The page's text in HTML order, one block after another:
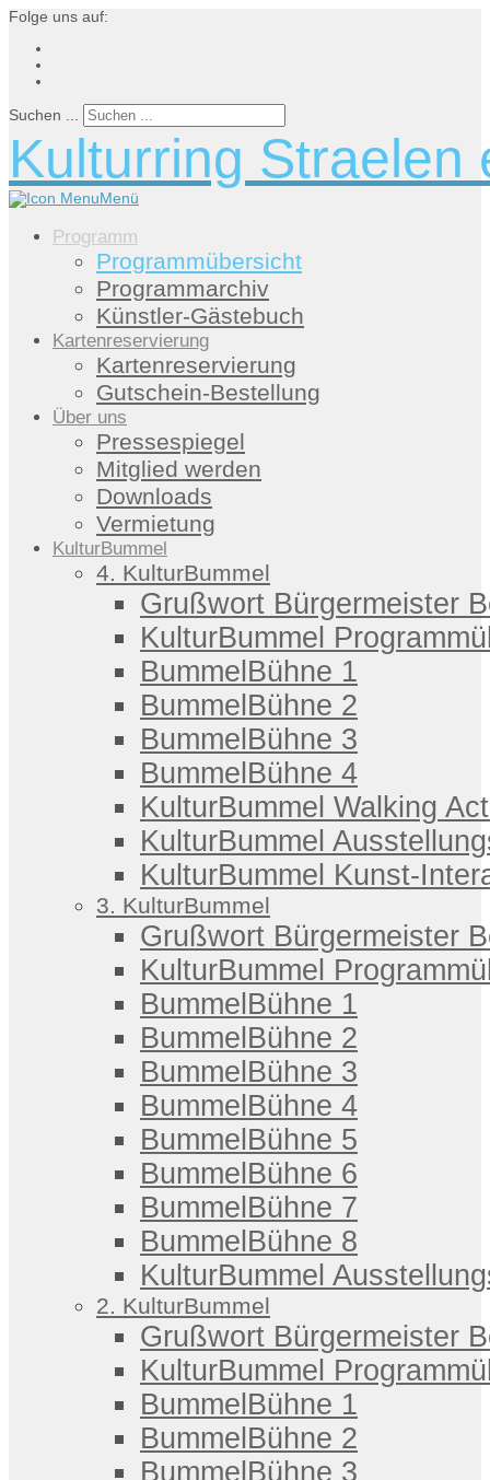
Folge uns auf:
Suchen ...
Kulturring Straelen
Menü
Programm
Programmübersicht
Programmarchiv
Künstler-Gästebuch
Kartenreservierung
Kartenreservierung
Gutschein-Bestellung
Über uns
Pressespiegel
Mitglied werden
Downloads
Vermietung
KulturBummel
4. KulturBummel
Grußwort Bürgermeister
KulturBummel
BummelBühne 1
BummelBühne 2
BummelBühne 3
BummelBühne 4
KulturBummel Walking
KulturBummel
KulturBummel Kunst-
3. KulturBummel
Grußwort Bürgermeister
KulturBummel
BummelBühne 1
BummelBühne 2
BummelBühne 3
BummelBühne 4
BummelBühne 5
BummelBühne 6
BummelBühne 7
BummelBühne 8
KulturBummel
2. KulturBummel
Grußwort Bürgermeister
KulturBummel
BummelBühne 1
BummelBühne 2
BummelBühne 3